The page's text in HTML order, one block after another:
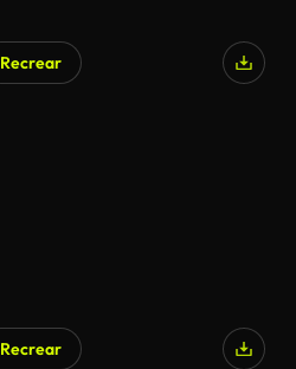
Recrear
Recrear